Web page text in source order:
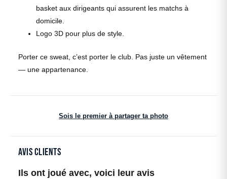
basket aux dirigeants qui assurent les matchs à
domicile.
Logo 3D pour plus de style.
Porter ce sweat, c’est porter le club. Pas juste un vêtement
— une appartenance.
Sois le premier à partager ta photo
Avis clients
Ils ont joué avec, voici leur avis